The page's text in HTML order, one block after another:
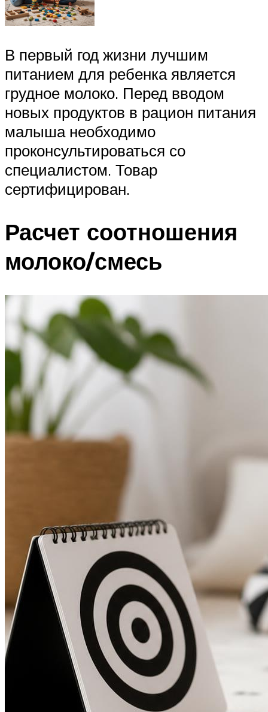
В первый год жизни лучшим
питанием для ребенка является
грудное молоко. Перед вводом
новых продуктов в рацион питания
малыша необходимо
проконсультироваться со
специалистом. Товар
сертифицирован.
Расчет соотношения
молоко/смесь